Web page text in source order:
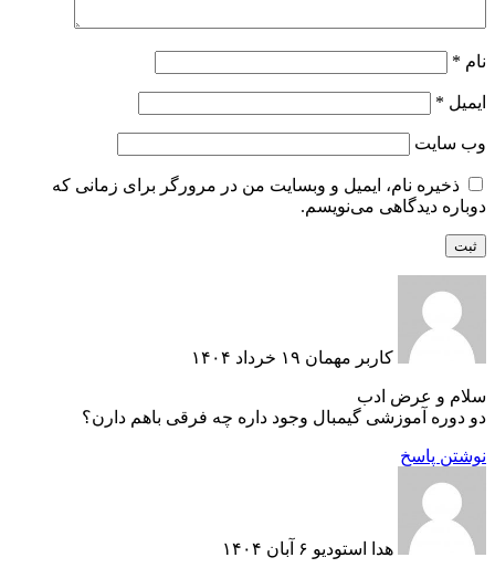
نام *
ایمیل *
وب‌ سایت
ذخیره نام، ایمیل و وبسایت من در مرورگر برای زمانی که
دوباره دیدگاهی می‌نویسم.
کاربر مهمان ۱۹ خرداد ۱۴۰۴
سلام و عرض ادب
دو دوره آموزشی گیمبال وجود داره چه فرقی باهم دارن؟
نوشتن پاسخ
هدا استودیو ۶ آبان ۱۴۰۴